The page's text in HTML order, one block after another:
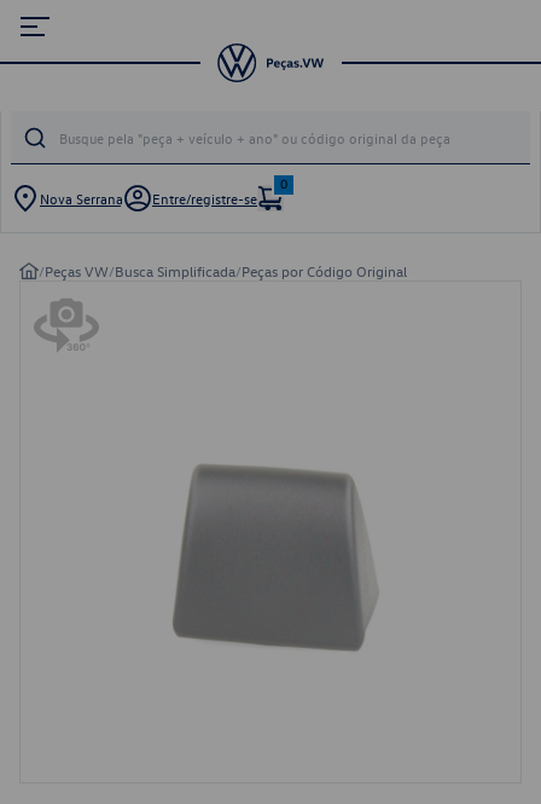
Nova Serrana Entre/registre-se
0
/Peças VW/Busca Simplificada/Peças por Código Original